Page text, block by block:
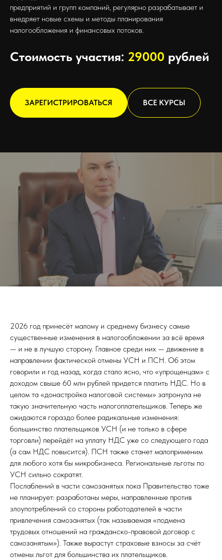
предприятий и групп компаний, регулярно разрабатывает и
внедряет новые схемы и методы планирования
налогообложения и финансовых потоков.
Стоимость участия: 29000 рублей
ЗАРЕГИСТРИРОВАТЬСЯ ВСЕ КУРСЫ
2026 год принесёт малому и среднему бизнесу самые
существенные изменения в налогообложении за всё время
— и не в лучшую сторону. Главное среди них — движение в
направлении фактической отмены УСН и ПСН. Об этом
говорили и год назад, когда стало ясно, что «упрощенцам» с
доходом свыше 60 млн рублей придется платить НДС. Но в
целом та «донастройка налоговой системы» затронула не
такую значительную часть налогоплательщиков. Теперь же
ожидаются гораздо более радикальные изменения:
большинство плательщиков УСН (и не только в сфере
торговли) перейдёт на уплату НДС уже со следующего года
(а сам НДС повысится). ПСН также станет малоприменим
для любого хотя бы микробизнеса. Региональные льготы по
УСН сильно сократят.
Послаблений в части самозанятых пока Правительство тоже
не планирует: разработаны меры, направленные против
злоупотреблений со стороны работодателей в части
привлечения самозанятых (так называемая «подмена
трудовых отношений на гражданско-правовой договор с
самозанятым»). Также вырастут страховые взносы за счёт
отмены льгот для большинства их плательщиков.